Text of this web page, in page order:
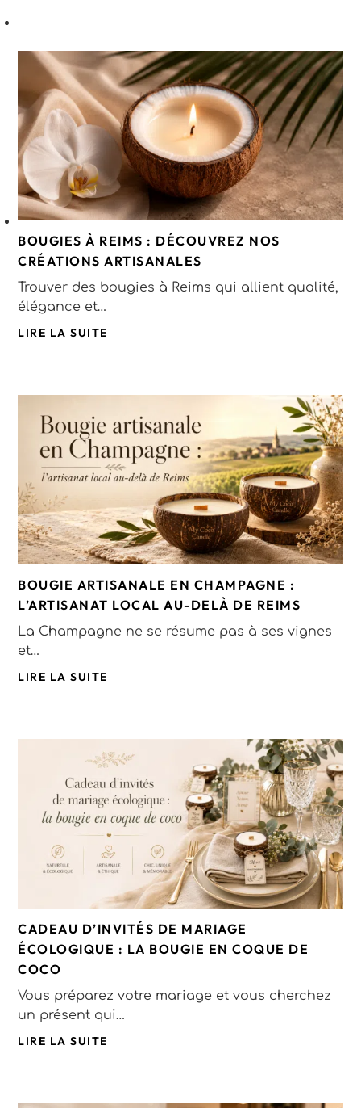
BOUGIES À REIMS : DÉCOUVREZ NOS
CRÉATIONS ARTISANALES
Trouver des bougies à Reims qui allient qualité,
élégance et…
LIRE LA SUITE
BOUGIE ARTISANALE EN CHAMPAGNE :
L’ARTISANAT LOCAL AU-DELÀ DE REIMS
La Champagne ne se résume pas à ses vignes
et…
LIRE LA SUITE
CADEAU D’INVITÉS DE MARIAGE
ÉCOLOGIQUE : LA BOUGIE EN COQUE DE
COCO
Vous préparez votre mariage et vous cherchez
un présent qui…
LIRE LA SUITE